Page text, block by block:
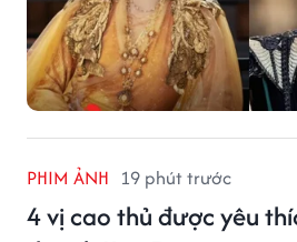
PHIM ẢNH 19 phút trước
4 vị cao thủ được yêu